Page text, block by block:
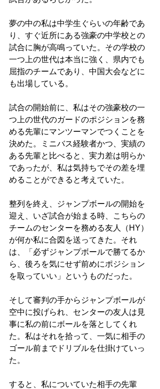
夢の中の私は中学生ぐらいの年齢であ
り、すぐ近所にある強豪の中学校との
試合に胸が高鳴っていた。その学校の
一つ上の世代は本当に強く、県内でも
屈指のチームであり、中国大会などに
も出場している。
試合の開始前に、私はその強豪校の一
つ上の世代のガードのポジションを務
める先輩にマンツーマンでつくことを
決めた。ミニバス経験者かつ、実績の
ある先輩と比べると、実力差は明らか
であったが、私は気持ちでその差を埋
めることができると考えていた。
整列を終え、ジャンプボールの開始を
迎え、いざ試合が始まる時、こちらの
チームのセンターを務める友人（HY）
が何か私に合図を送ってきた。それ
は、「必ずジャンプボールで勝てるか
ら、後ろを気にせず前めにポジション
を取っていい」というものだった。
そして審判の手からジャンプボールが
空中に投げられ、センターの友人は見
事に私の前にボールを落としてくれ
た。私はそれを拾って、一気に相手の
ゴール前までドリブルを仕掛けていっ
た。
すると、私についていた相手の先輩